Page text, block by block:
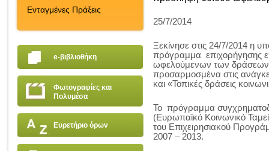
Ενταγμένες Πράξεις
e-βιβλιοθήκη
Φωτογραφίες και
Πολυμέσα
Ευρετήριο όρων
25/7/2014
Ξεκίνησε στις 24/7/2014 η
πρόγραμμα επιχορήγησης
ωφελούμενων των δράσεων
προσαρμοσμένα στις
και «Τοπικές δράσεις
Το πρόγραμμα
(Ευρωπαϊκό Κοινωνικό
του Επιχειρησιακού
2007 – 2013.